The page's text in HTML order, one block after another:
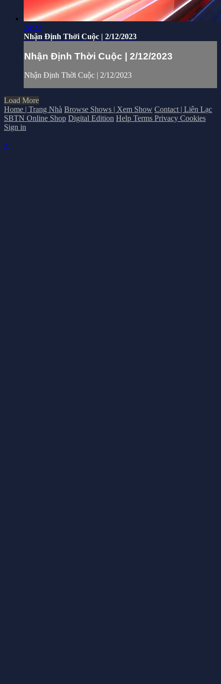
24:22
Nhận Định Thời Cuộc | 2/12/2023
Nhận Định Thời Cuộc | 2/12/2023
Nhận Định Thời Cuộc | 2/12/2023
Load More
Home | Trang Nhà Browse Shows | Xem Show Contact | Liên Lạc
SBTN Online Shop Digital Edition Help Terms Privacy Cookies
Sign in
×